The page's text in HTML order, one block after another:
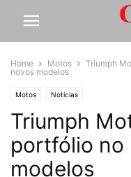
Home Motos
Triumph
novos modelos
Motos Notícias
Triumph
portfólio no
modelos